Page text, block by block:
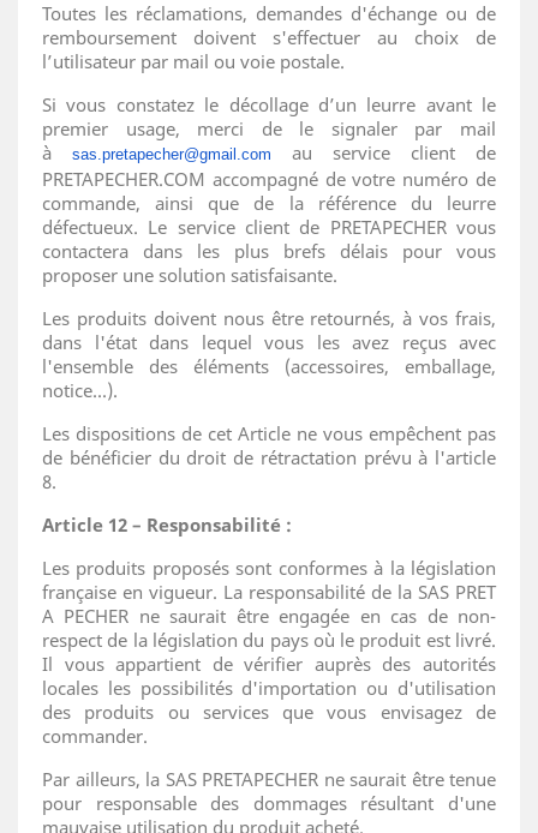
Toutes les réclamations, demandes d'échange ou de
remboursement doivent s'effectuer au choix de
l’utilisateur par mail ou voie postale.
Si vous constatez le décollage d’un leurre avant le
premier usage, merci de le signaler par mail
à
sas.pretapecher@gmail.com
au service client de
PRETAPECHER.COM accompagné de votre numéro de
commande, ainsi que de la référence du leurre
défectueux. Le service client de PRETAPECHER vous
contactera dans les plus brefs délais pour vous
proposer une solution satisfaisante.
Les produits doivent nous être retournés, à vos frais,
dans l'état dans lequel vous les avez reçus avec
l'ensemble des éléments (accessoires, emballage,
notice...).
Les dispositions de cet Article ne vous empêchent pas
de bénéficier du droit de rétractation prévu à l'article
8.
Article 12 – Responsabilité :
Les produits proposés sont conformes à la législation
française en vigueur. La responsabilité de la SAS PRET
A PECHER ne saurait être engagée en cas de non-
respect de la législation du pays où le produit est livré.
Il vous appartient de vérifier auprès des autorités
locales les possibilités d'importation ou d'utilisation
des produits ou services que vous envisagez de
commander.
Par ailleurs, la SAS PRETAPECHER ne saurait être tenue
pour responsable des dommages résultant d'une
mauvaise utilisation du produit acheté.